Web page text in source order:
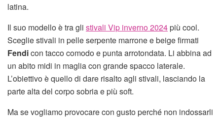
latina.
Il suo modello è tra gli stivali Vip inverno 2024più cool.
Sceglie stivali in pelle serpente marrone e beige firmati
Fendicon tacco comodo e punta arrotondata. Li abbina ad
un abito midi in maglia con grande spacco laterale.
L’obiettivo è quello di dare risalto agli stivali, lasciando la
parte alta del corpo sobria e più soft.
Ma se vogliamo provocare con gusto perché non indossarli